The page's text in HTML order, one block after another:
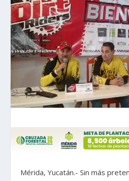
Mérida, Yucatán.- Sin más